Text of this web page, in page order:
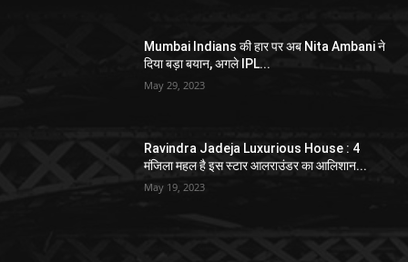
Mumbai Indians की हार पर अब Nita Ambani ने
दिया बड़ा बयान, अगले IPL...
May 29, 2023
Ravindra Jadeja Luxurious House : 4
मंजिला महल है इस स्टार आलराउंडर का आलिशान...
May 19, 2023